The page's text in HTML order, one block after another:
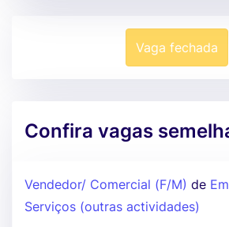
Vaga fechada
Confira vagas
Vendedor/ Comercial (F/M) de
Serviços (outras actividades)